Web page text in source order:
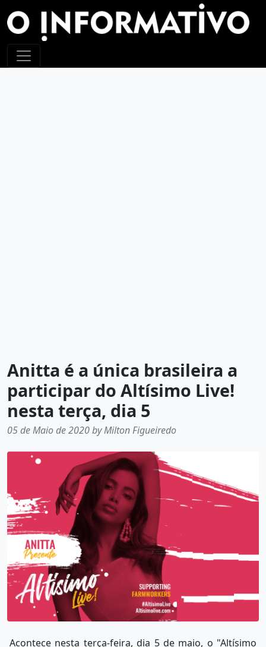
Anitta é a única brasileira a
participar do Altísimo Live!
nesta terça, dia 5
05 de Maio de 2020 by Milton Figueiredo
Acontece nesta terça-feira, dia 5 de maio, o "Altísimo